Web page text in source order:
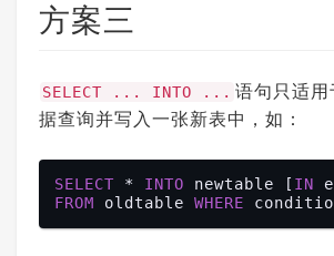
方案三
SELECT ... INTO ... 语句只适
据查询并写入一张新表中，如：
SELECT * INTO newtable [ IN
FROM oldtable WHERE